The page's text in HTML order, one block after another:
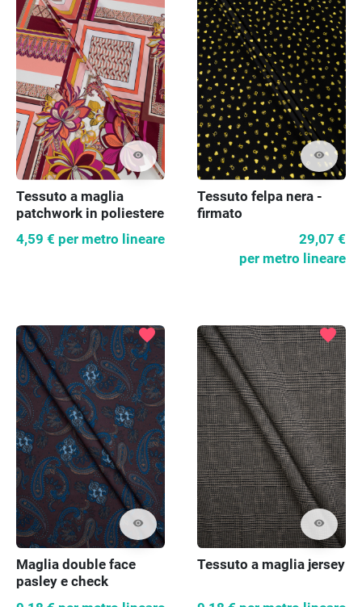
visibility
Tessuto a maglia
patchwork in poliestere
4,59 € per metro lineare
visibility
Tessuto felpa nera -
firmato
29,07 €
per metro lineare
visibility
favorite
Maglia double face
pasley e check
visibility
favorite
Tessuto a maglia jersey